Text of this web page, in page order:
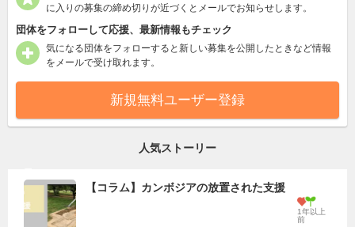
に入りの募集の締め切りが近づくとメールでお知らせします。
団体をフォローして応援、最新情報もチェック
気になる団体をフォローすると新しい募集を公開したときなど情報
をメールで受け取れます。
新規無料ユーザー登録
人気ストーリー
【コラム】カンボジアの放置された支援
1年以上
前